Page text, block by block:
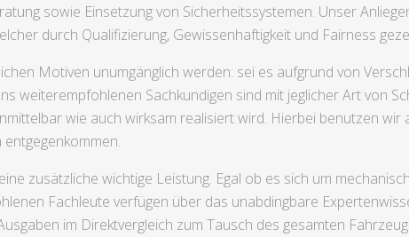
sowie Einsetzung von Sicherheitssystemen. Unser
durch Qualifizierung, Gewissenhaftigkeit und Fairness
Motiven unumgänglich werden: sei es aufgrund von
weiterempfohlenen Sachkundigen sind mit jeglicher Art von
wie auch wirksam realisiert wird. Hierbei benutzen wir
zusätzliche wichtige Leistung. Egal ob es sich um
Fachleute verfügen über das unabdingbare
im Direktvergleich zum Tausch des gesamten